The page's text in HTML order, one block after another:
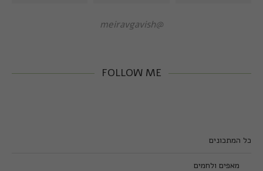
@meiravgavish
FOLLOW ME
כל המתכונים
מאפים ולחמים